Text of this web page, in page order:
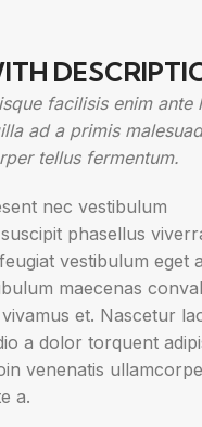
facilisis enim ante
ad a primis
tellus fermentum.
nec vestibulum
phasellus
vestibulum eget
maecenas
et. Nascetur
a dolor torquent
venenatis
a.